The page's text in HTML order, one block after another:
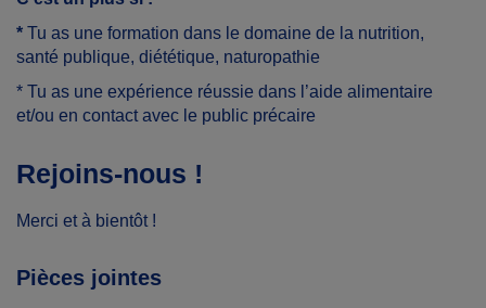
* Tu as une formation dans le domaine de la nutrition,
santé publique, diététique, naturopathie
* Tu as une expérience réussie dans l’aide alimentaire
et/ou en contact avec le public précaire
Rejoins-nous !
Merci et à bientôt !
Pièces jointes